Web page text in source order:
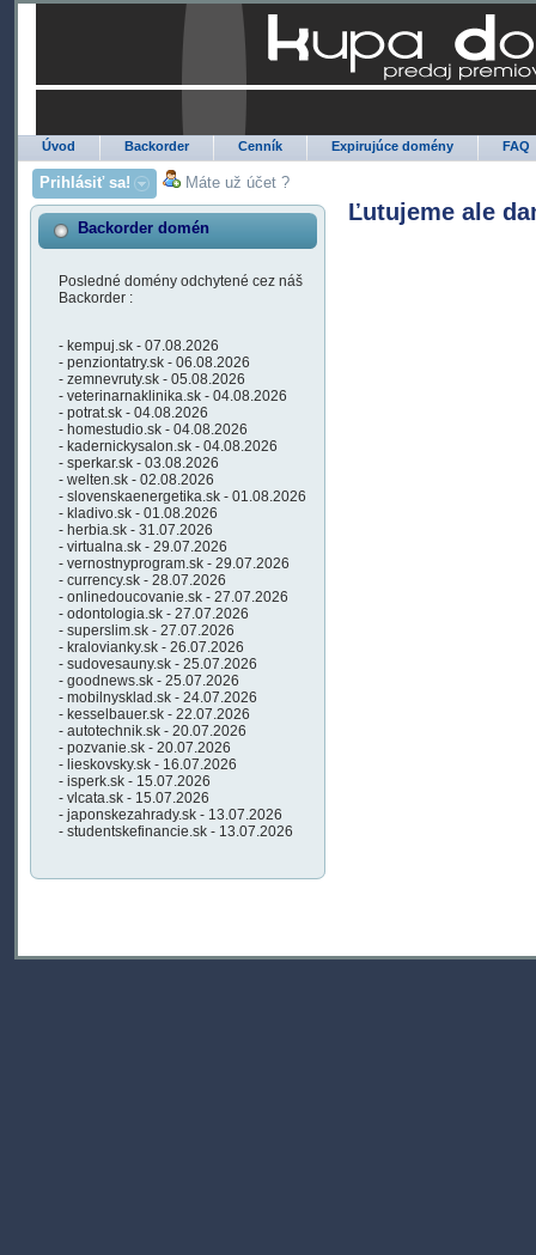
Úvod Backorder Cenník Expirujúce domény FAQ
Prihlásiť sa! Máte už účet ?
Backorder domén
Posledné domény odchytené cez náš
Backorder :
- kempuj.sk - 07.08.2026
- penziontatry.sk - 06.08.2026
- zemnevruty.sk - 05.08.2026
- veterinarnaklinika.sk - 04.08.2026
- potrat.sk - 04.08.2026
- homestudio.sk - 04.08.2026
- kadernickysalon.sk - 04.08.2026
- sperkar.sk - 03.08.2026
- welten.sk - 02.08.2026
- slovenskaenergetika.sk - 01.08.2026
- kladivo.sk - 01.08.2026
- herbia.sk - 31.07.2026
- virtualna.sk - 29.07.2026
- vernostnyprogram.sk - 29.07.2026
- currency.sk - 28.07.2026
- onlinedoucovanie.sk - 27.07.2026
- odontologia.sk - 27.07.2026
- superslim.sk - 27.07.2026
- kralovianky.sk - 26.07.2026
- sudovesauny.sk - 25.07.2026
- goodnews.sk - 25.07.2026
- mobilnysklad.sk - 24.07.2026
- kesselbauer.sk - 22.07.2026
- autotechnik.sk - 20.07.2026
- pozvanie.sk - 20.07.2026
- lieskovsky.sk - 16.07.2026
- isperk.sk - 15.07.2026
- vlcata.sk - 15.07.2026
- japonskezahrady.sk - 13.07.2026
- studentskefinancie.sk - 13.07.2026
Ľutujeme ale